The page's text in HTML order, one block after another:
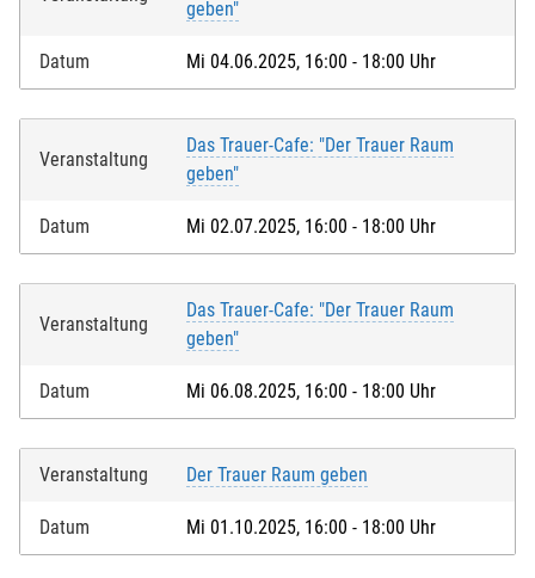
geben"
Datum Mi 04.06.2025, 16:00 - 18:00 Uhr
Veranstaltung
Das Trauer-Cafe: "Der Trauer Raum
geben"
Datum Mi 02.07.2025, 16:00 - 18:00 Uhr
Veranstaltung
Das Trauer-Cafe: "Der Trauer Raum
geben"
Datum Mi 06.08.2025, 16:00 - 18:00 Uhr
Veranstaltung Der Trauer Raum geben
Datum Mi 01.10.2025, 16:00 - 18:00 Uhr